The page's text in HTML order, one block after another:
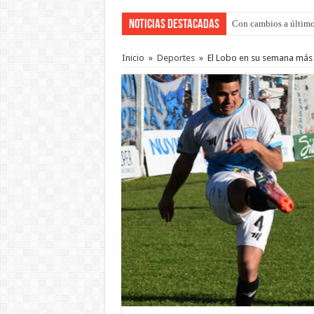
Noticias Destacadas Con cambios a
Adopción en Entre
Inicio » Deportes » El Lobo en su semana